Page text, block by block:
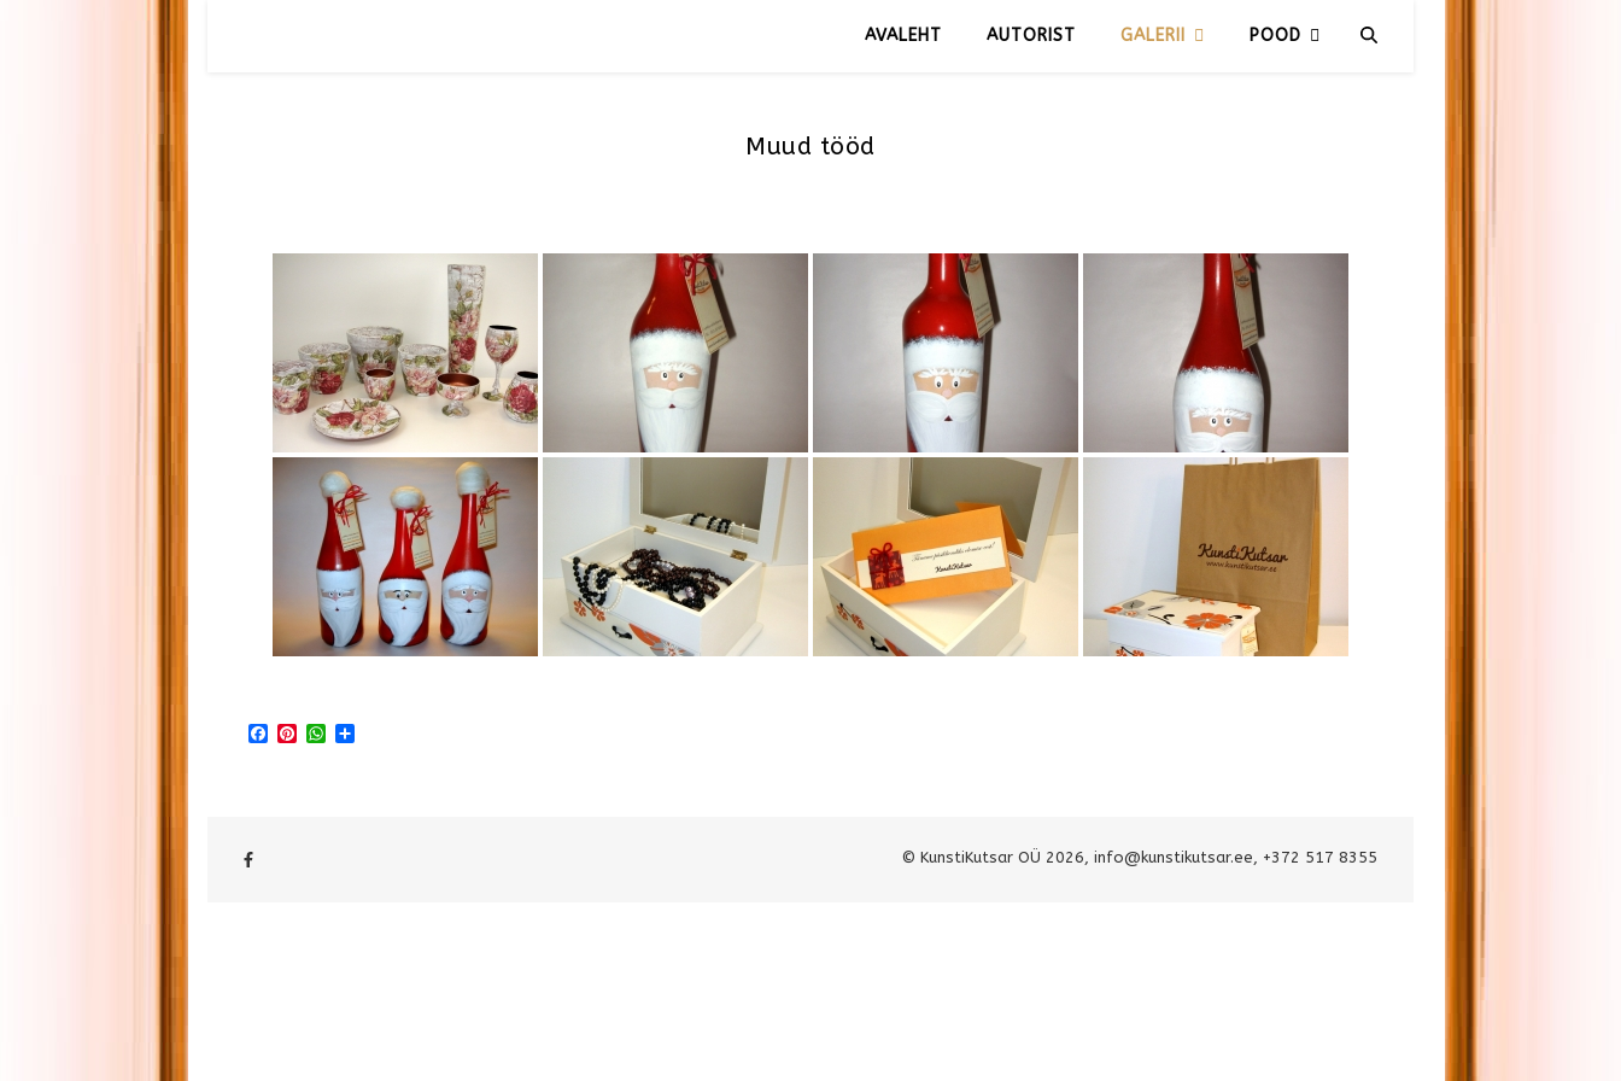
AVALEHT AUTORIST GALERII POOD
Muud tööd
Facebook
PinterestWhatsApp
© KunstiKutsar OÜ 2026, info@kunstikutsar.ee, +372 517 8355